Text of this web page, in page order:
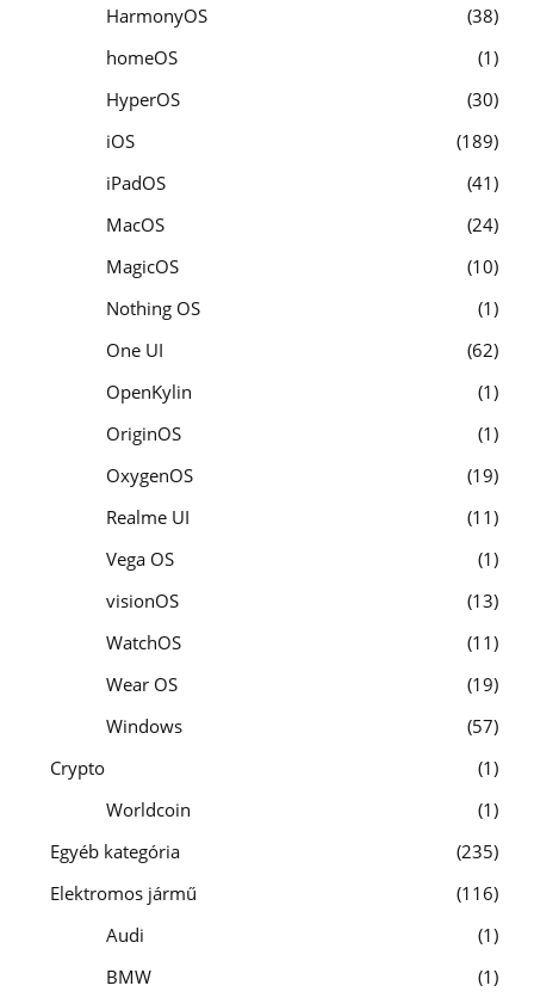
HarmonyOS
38
homeOS
1
HyperOS
30
iOS
189
iPadOS
41
MacOS
24
MagicOS
10
Nothing OS
1
One UI
62
OpenKylin
1
OriginOS
1
OxygenOS
19
Realme UI
11
Vega OS
1
visionOS
13
WatchOS
11
Wear OS
19
Windows
57
Crypto
1
Worldcoin
1
Egyéb kategória
235
Elektromos jármű
116
Audi
1
BMW
1